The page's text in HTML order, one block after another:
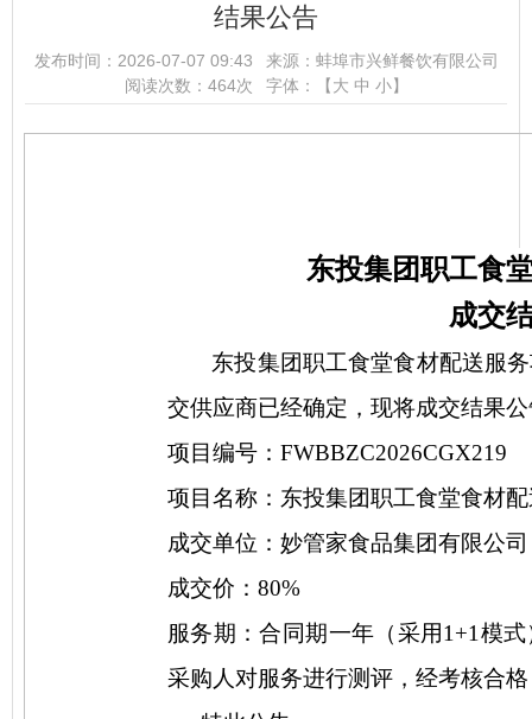
结果公告
发布时间： 2026-07-07 09:43 来源： 蚌埠市兴鲜餐饮有限公司
阅读次数： 464次 字体：【大 中 小】
东投集团职工食
成交
东投集团职工食堂食材配送服
交供应商已经确定，现将成交结果
项目编号： FWBBZC2026CGX219
项目名称： 东投集团职工食堂食材
成交单位： 妙管家食品集团有限公司
成交价： 80%
服务期：合同期一年（采用1+1模
采购人对服务进行测评，经考核合